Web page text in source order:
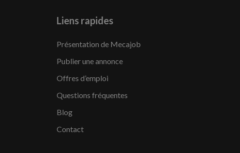
Liens rapides
Présentation de Mecajob
Publier une annonce
Offres d’emploi
Questions fréquentes
Blog
Contact